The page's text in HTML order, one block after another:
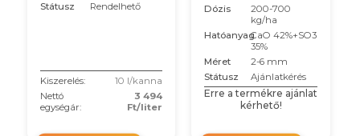
Státusz
Rendelhető
Kiszerelés:
10 l/kanna
Nettó
egységár:
3 494
Ft/liter
Dózis
200-700
kg/ha
HatóanyagCaO 42%+SO3
35%
Méret
2-6 mm
Státusz
Ajánlatkérés
Erre a termékre ajánlat
kérhető!